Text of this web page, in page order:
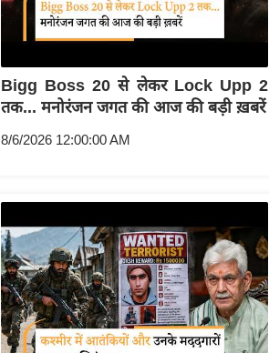
Bigg Boss 20 से लेकर Lock Upp 2
तक... मनोरंजन जगत की आज की बड़ी ख़बरें
8/6/2026 12:00:00 AM